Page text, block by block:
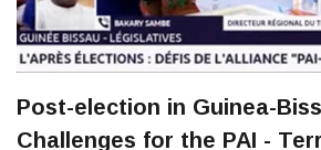
Post-election in Guinea-
Challenges for the PAI -